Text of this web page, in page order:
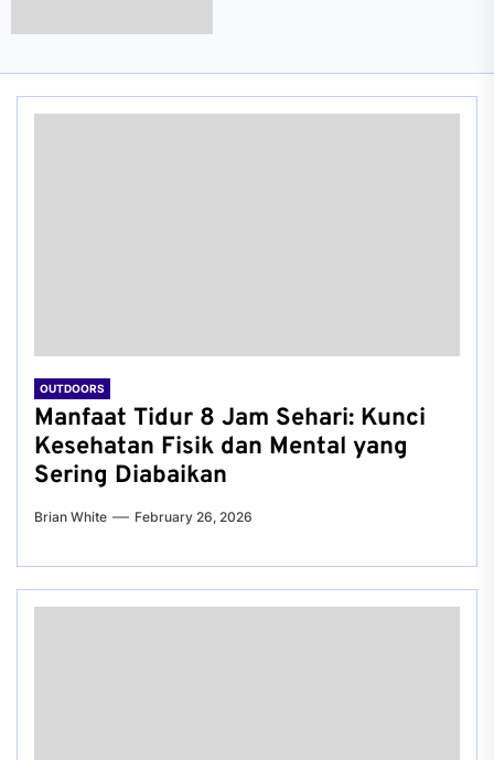
OUTDOORS
Manfaat Tidur 8 Jam Sehari: Kunci
Kesehatan Fisik dan Mental yang
Sering Diabaikan
Brian White February 26, 2026